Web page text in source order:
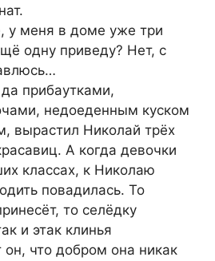
у меня в доме уже три
одну приведу? Нет, с
прибаутками,
недоеденным куском
вырастил Николай трёх
А когда девочки
классах, к Николаю
повадилась. То
то селёдку
и этак клинья
он, что добром она никак